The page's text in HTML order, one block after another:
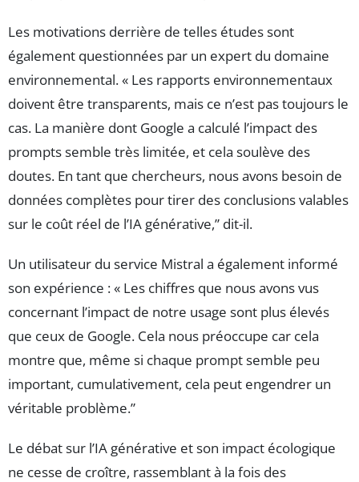
Les motivations derrière de telles études sont
également questionnées par un expert du domaine
environnemental. « Les rapports environnementaux
doivent être transparents, mais ce n’est pas toujours le
cas. La manière dont Google a calculé l’impact des
prompts semble très limitée, et cela soulève des
doutes. En tant que chercheurs, nous avons besoin de
données complètes pour tirer des conclusions valables
sur le coût réel de l’IA générative,” dit-il.
Un utilisateur du service Mistral a également informé
son expérience : « Les chiffres que nous avons vus
concernant l’impact de notre usage sont plus élevés
que ceux de Google. Cela nous préoccupe car cela
montre que, même si chaque prompt semble peu
important, cumulativement, cela peut engendrer un
véritable problème.”
Le débat sur l’IA générative et son impact écologique
ne cesse de croître, rassemblant à la fois des